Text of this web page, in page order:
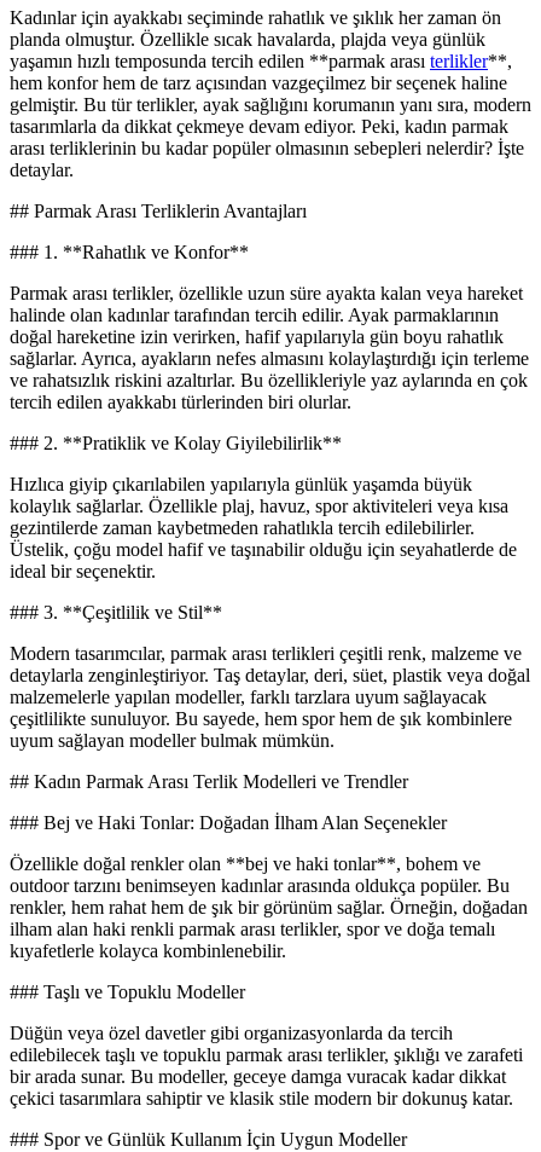
Kadınlar için ayakkabı seçiminde rahatlık ve şıklık her zaman ön
planda olmuştur. Özellikle sıcak havalarda, plajda veya günlük
yaşamın hızlı temposunda tercih edilen **parmak arası terlikler**,
hem konfor hem de tarz açısından vazgeçilmez bir seçenek haline
gelmiştir. Bu tür terlikler, ayak sağlığını korumanın yanı sıra, modern
tasarımlarla da dikkat çekmeye devam ediyor. Peki, kadın parmak
arası terliklerinin bu kadar popüler olmasının sebepleri nelerdir? İşte
detaylar.
## Parmak Arası Terliklerin Avantajları
### 1. **Rahatlık ve Konfor**
Parmak arası terlikler, özellikle uzun süre ayakta kalan veya hareket
halinde olan kadınlar tarafından tercih edilir. Ayak parmaklarının
doğal hareketine izin verirken, hafif yapılarıyla gün boyu rahatlık
sağlarlar. Ayrıca, ayakların nefes almasını kolaylaştırdığı için terleme
ve rahatsızlık riskini azaltırlar. Bu özellikleriyle yaz aylarında en çok
tercih edilen ayakkabı türlerinden biri olurlar.
### 2. **Pratiklik ve Kolay Giyilebilirlik**
Hızlıca giyip çıkarılabilen yapılarıyla günlük yaşamda büyük
kolaylık sağlarlar. Özellikle plaj, havuz, spor aktiviteleri veya kısa
gezintilerde zaman kaybetmeden rahatlıkla tercih edilebilirler.
Üstelik, çoğu model hafif ve taşınabilir olduğu için seyahatlerde de
ideal bir seçenektir.
### 3. **Çeşitlilik ve Stil**
Modern tasarımcılar, parmak arası terlikleri çeşitli renk, malzeme ve
detaylarla zenginleştiriyor. Taş detaylar, deri, süet, plastik veya doğal
malzemelerle yapılan modeller, farklı tarzlara uyum sağlayacak
çeşitlilikte sunuluyor. Bu sayede, hem spor hem de şık kombinlere
uyum sağlayan modeller bulmak mümkün.
## Kadın Parmak Arası Terlik Modelleri ve Trendler
### Bej ve Haki Tonlar: Doğadan İlham Alan Seçenekler
Özellikle doğal renkler olan **bej ve haki tonlar**, bohem ve
outdoor tarzını benimseyen kadınlar arasında oldukça popüler. Bu
renkler, hem rahat hem de şık bir görünüm sağlar. Örneğin, doğadan
ilham alan haki renkli parmak arası terlikler, spor ve doğa temalı
kıyafetlerle kolayca kombinlenebilir.
### Taşlı ve Topuklu Modeller
Düğün veya özel davetler gibi organizasyonlarda da tercih
edilebilecek taşlı ve topuklu parmak arası terlikler, şıklığı ve zarafeti
bir arada sunar. Bu modeller, geceye damga vuracak kadar dikkat
çekici tasarımlara sahiptir ve klasik stile modern bir dokunuş katar.
### Spor ve Günlük Kullanım İçin Uygun Modeller